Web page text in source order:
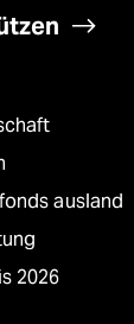
ausland
2026